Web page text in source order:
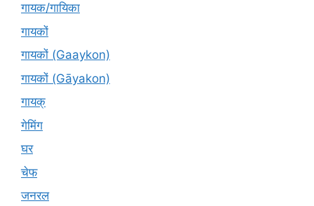
गायक/गायिका
गायकों
गायकों (Gaaykon)
गायकों (Gāyakon)
गायक्
गेमिंग
घर
चेफ
जनरल